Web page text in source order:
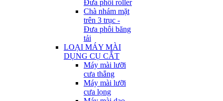
Đưa phôi roller
Chà nhám mặt
trên 3 trục -
Đưa phôi băng
tải
LOẠI MÁY MÀI
DỤNG CỤ CẮT
Máy mài lưỡi
cưa thẳng
Máy mài lưỡi
cưa lọng